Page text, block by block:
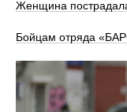
Женщина
Бойцам отряда